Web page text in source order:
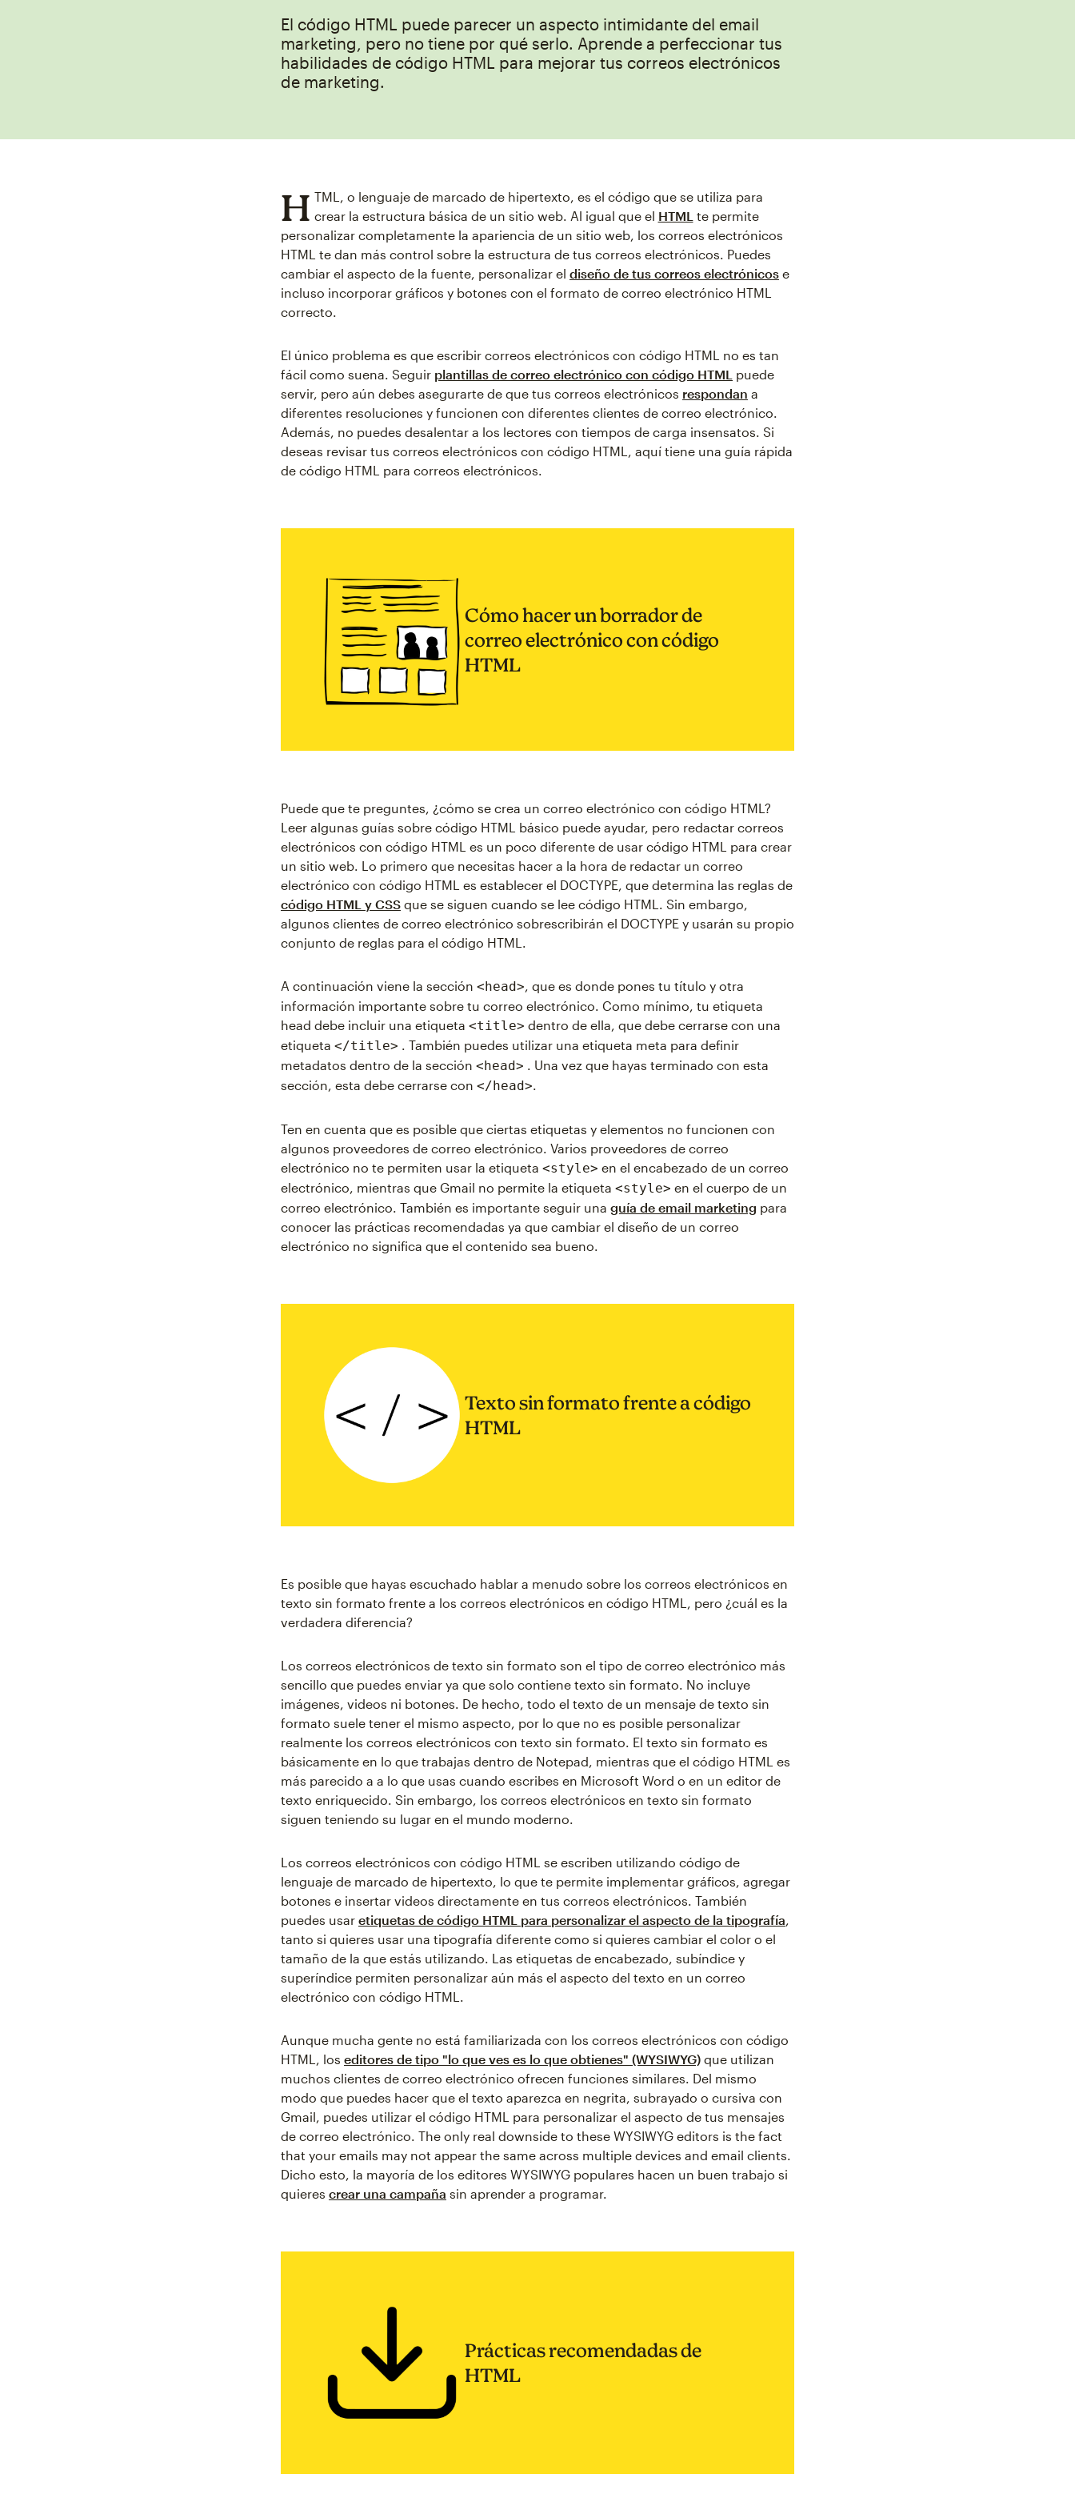
El código HTML puede parecer un aspecto intimidante del email
marketing, pero no tiene por qué serlo. Aprende a perfeccionar tus
habilidades de código HTML para mejorar tus correos electrónicos
de marketing.
H TML, o lenguaje de marcado de hipertexto, es el código que se utiliza para
crear la estructura básica de un sitio web. Al igual que el HTML te permite
personalizar completamente la apariencia de un sitio web, los correos electrónicos
HTML te dan más control sobre la estructura de tus correos electrónicos. Puedes
cambiar el aspecto de la fuente, personalizar el diseño de tus correos electrónicos e
incluso incorporar gráficos y botones con el formato de correo electrónico HTML
correcto.
El único problema es que escribir correos electrónicos con código HTML no es tan
fácil como suena. Seguir plantillas de correo electrónico con código HTML puede
servir, pero aún debes asegurarte de que tus correos electrónicos respondan a
diferentes resoluciones y funcionen con diferentes clientes de correo electrónico.
Además, no puedes desalentar a los lectores con tiempos de carga insensatos. Si
deseas revisar tus correos electrónicos con código HTML, aquí tiene una guía rápida
de código HTML para correos electrónicos.
Cómo hacer un borrador de
correo electrónico con código
HTML
Puede que te preguntes, ¿cómo se crea un correo electrónico con código HTML?
Leer algunas guías sobre código HTML básico puede ayudar, pero redactar correos
electrónicos con código HTML es un poco diferente de usar código HTML para crear
un sitio web. Lo primero que necesitas hacer a la hora de redactar un correo
electrónico con código HTML es establecer el DOCTYPE, que determina las reglas de
código HTML y CSS que se siguen cuando se lee código HTML. Sin embargo,
algunos clientes de correo electrónico sobrescribirán el DOCTYPE y usarán su propio
conjunto de reglas para el código HTML.
A continuación viene la sección <head>, que es donde pones tu título y otra
información importante sobre tu correo electrónico. Como mínimo, tu etiqueta
head debe incluir una etiqueta <title> dentro de ella, que debe cerrarse con una
etiqueta </title> . También puedes utilizar una etiqueta meta para definir
metadatos dentro de la sección <head> . Una vez que hayas terminado con esta
sección, esta debe cerrarse con </head>.
Ten en cuenta que es posible que ciertas etiquetas y elementos no funcionen con
algunos proveedores de correo electrónico. Varios proveedores de correo
electrónico no te permiten usar la etiqueta <style> en el encabezado de un correo
electrónico, mientras que Gmail no permite la etiqueta <style> en el cuerpo de un
correo electrónico. También es importante seguir una guía de email marketing para
conocer las prácticas recomendadas ya que cambiar el diseño de un correo
electrónico no significa que el contenido sea bueno.
Texto sin formato frente a código
HTML
Es posible que hayas escuchado hablar a menudo sobre los correos electrónicos en
texto sin formato frente a los correos electrónicos en código HTML, pero ¿cuál es la
verdadera diferencia?
Los correos electrónicos de texto sin formato son el tipo de correo electrónico más
sencillo que puedes enviar ya que solo contiene texto sin formato. No incluye
imágenes, videos ni botones. De hecho, todo el texto de un mensaje de texto sin
formato suele tener el mismo aspecto, por lo que no es posible personalizar
realmente los correos electrónicos con texto sin formato. El texto sin formato es
básicamente en lo que trabajas dentro de Notepad, mientras que el código HTML es
más parecido a a lo que usas cuando escribes en Microsoft Word o en un editor de
texto enriquecido. Sin embargo, los correos electrónicos en texto sin formato
siguen teniendo su lugar en el mundo moderno.
Los correos electrónicos con código HTML se escriben utilizando código de
lenguaje de marcado de hipertexto, lo que te permite implementar gráficos, agregar
botones e insertar videos directamente en tus correos electrónicos. También
puedes usar etiquetas de código HTML para personalizar el aspecto de la tipografía,
tanto si quieres usar una tipografía diferente como si quieres cambiar el color o el
tamaño de la que estás utilizando. Las etiquetas de encabezado, subíndice y
superíndice permiten personalizar aún más el aspecto del texto en un correo
electrónico con código HTML.
Aunque mucha gente no está familiarizada con los correos electrónicos con código
HTML, los editores de tipo "lo que ves es lo que obtienes" (WYSIWYG) que utilizan
muchos clientes de correo electrónico ofrecen funciones similares. Del mismo
modo que puedes hacer que el texto aparezca en negrita, subrayado o cursiva con
Gmail, puedes utilizar el código HTML para personalizar el aspecto de tus mensajes
de correo electrónico. The only real downside to these WYSIWYG editors is the fact
that your emails may not appear the same across multiple devices and email clients.
Dicho esto, la mayoría de los editores WYSIWYG populares hacen un buen trabajo si
quieres crear una campaña sin aprender a programar.
Prácticas recomendadas de
HTML